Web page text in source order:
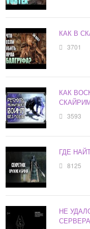
КАК В
3701
КАК
3593
ГДЕ
8125
НЕ